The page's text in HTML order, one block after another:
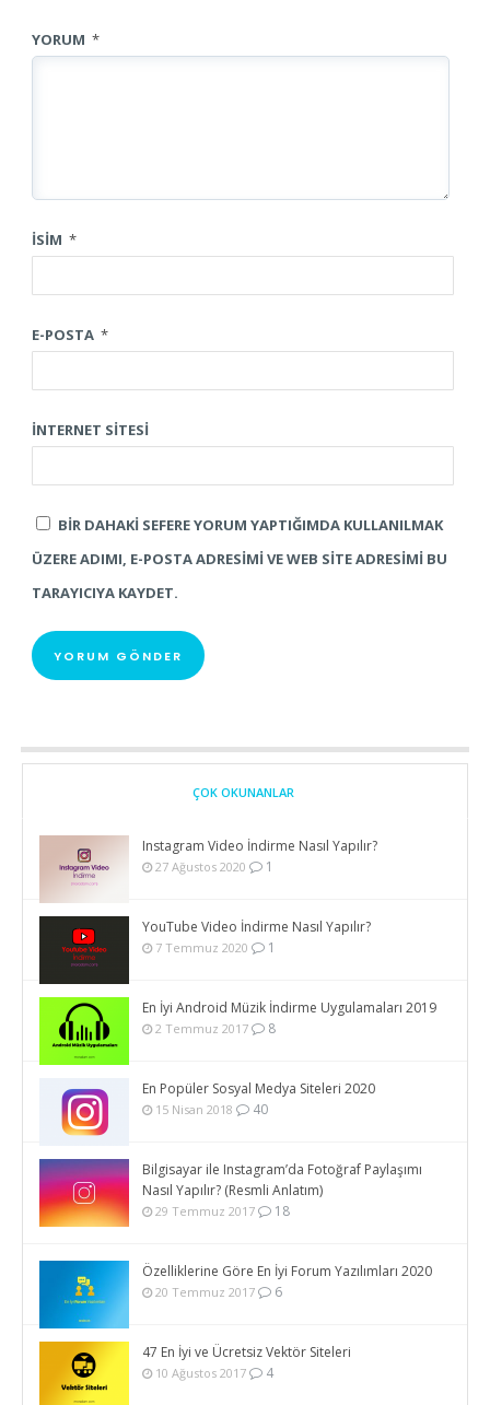
YORUM *
İSIM *
E-POSTA *
İNTERNET SITESI
BIR DAHAKI SEFERE YORUM YAPTIĞIMDA KULLANILMAK
ÜZERE ADIMI, E-POSTA ADRESIMI VE WEB SITE ADRESIMI BU
TARAYICIYA KAYDET.
ÇOK OKUNANLAR
Instagram Video İndirme Nasıl Yapılır?
27 Ağustos 2020 1
YouTube Video İndirme Nasıl Yapılır?
7 Temmuz 2020 1
En İyi Android Müzik İndirme Uygulamaları 2019
2 Temmuz 2017 8
En Popüler Sosyal Medya Siteleri 2020
15 Nisan 2018 40
Bilgisayar ile Instagram’da Fotoğraf Paylaşımı
Nasıl Yapılır? (Resmli Anlatım)
29 Temmuz 2017 18
Özelliklerine Göre En İyi Forum Yazılımları 2020
20 Temmuz 2017 6
47 En İyi ve Ücretsiz Vektör Siteleri
10 Ağustos 2017 4